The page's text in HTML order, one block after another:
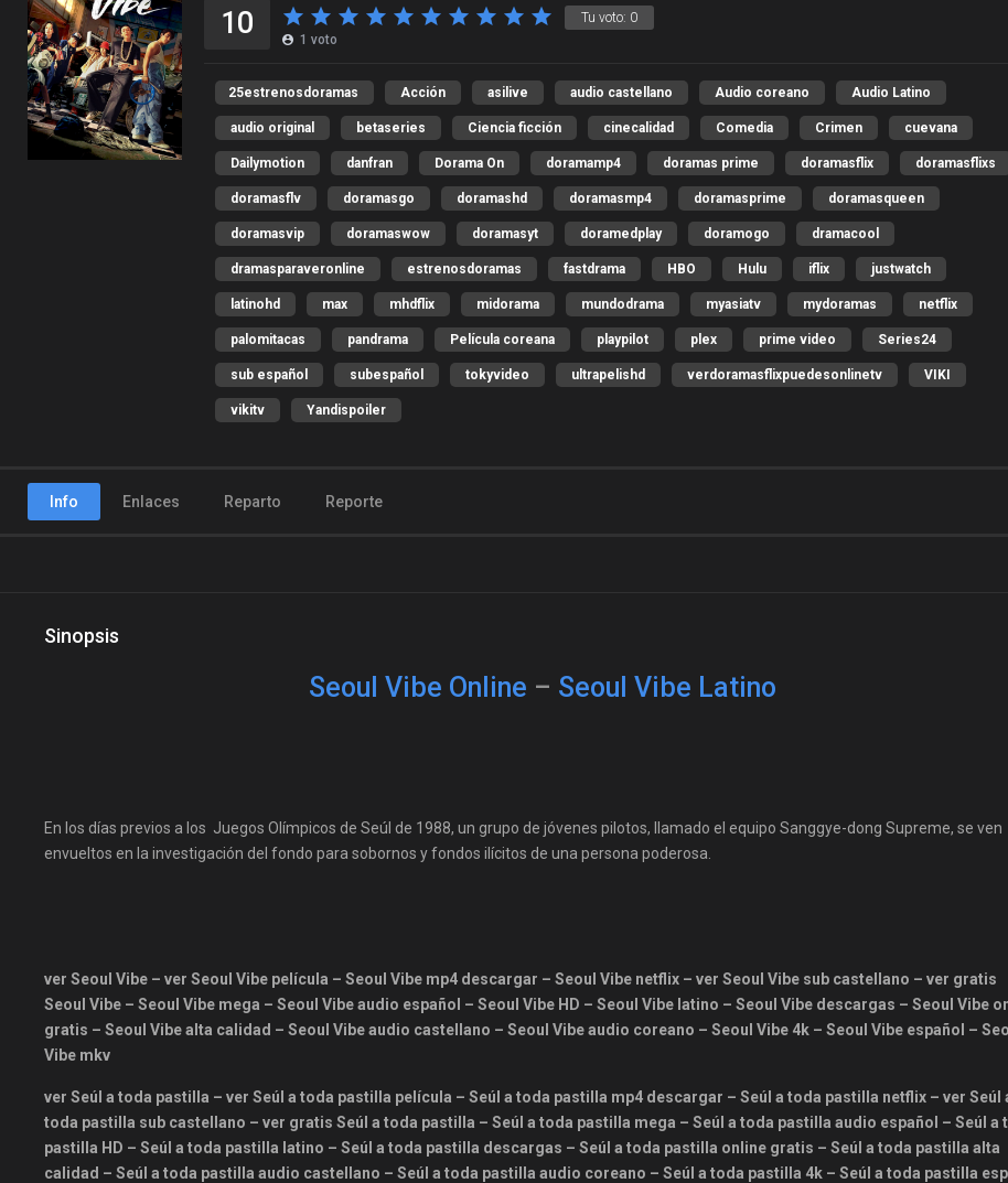
Tu voto: 0
10 1 voto
25estrenosdoramas Acción asilive audio castellano Audio coreano Audio Latino
audio original betaseries Ciencia ficción cinecalidad Comedia Crimen cuevana
Dailymotion danfran Dorama On doramamp4 doramas prime doramasflix doramasflixs
doramasflv doramasgo doramashd doramasmp4 doramasprime doramasqueen
doramasvip doramaswow doramasyt doramedplay doramogo dramacool
dramasparaveronline estrenosdoramas fastdrama HBO Hulu iflix justwatch
latinohd max mhdflix midorama mundodrama myasiatv mydoramas netflix
palomitacas pandrama Película coreana playpilot plex prime video Series24
sub español subespañol tokyvideo ultrapelishd verdoramasflixpuedesonlinetv VIKI
vikitv Yandispoiler
Info Enlaces Reparto Reporte
Sinopsis
Seoul Vibe Online – Seoul Vibe Latino
En los días previos a los Juegos Olímpicos de Seúl de 1988, un grupo de jóvenes pilotos, llamado el equipo Sanggye-dong Supreme, se ven
envueltos en la investigación del fondo para sobornos y fondos ilícitos de una persona poderosa.
ver Seoul Vibe – ver Seoul Vibe película – Seoul Vibe mp4 descargar – Seoul Vibe netflix – ver Seoul Vibe sub castellano – ver gratis
Seoul Vibe – Seoul Vibe mega – Seoul Vibe audio español – Seoul Vibe HD – Seoul Vibe latino – Seoul Vibe descargas – Seoul Vibe
gratis – Seoul Vibe alta calidad – Seoul Vibe audio castellano – Seoul Vibe audio coreano – Seoul Vibe 4k – Seoul Vibe español –
Vibe mkv
ver Seúl a toda pastilla – ver Seúl a toda pastilla película – Seúl a toda pastilla mp4 descargar – Seúl a toda pastilla netflix – ver Seúl
toda pastilla sub castellano – ver gratis Seúl a toda pastilla – Seúl a toda pastilla mega – Seúl a toda pastilla audio español – Seúl a
pastilla HD – Seúl a toda pastilla latino – Seúl a toda pastilla descargas – Seúl a toda pastilla online gratis – Seúl a toda pastilla alta
calidad – Seúl a toda pastilla audio castellano – Seúl a toda pastilla audio coreano – Seúl a toda pastilla 4k – Seúl a toda pastilla